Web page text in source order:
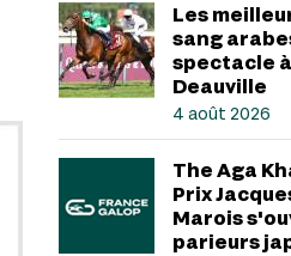
Les
sang
spectacle à
Deauville
4 août 2026
The Aga
Prix
Marois
parieurs